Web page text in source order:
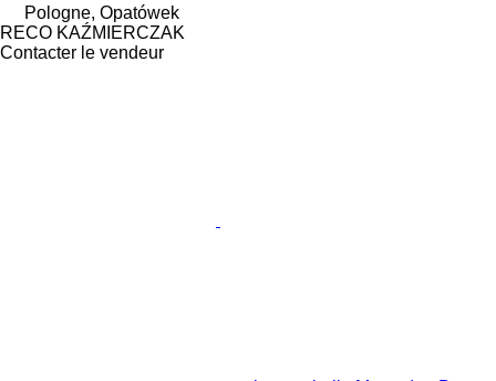
Pologne, Opatówek
RECO KAŹMIERCZAK
Contacter le vendeur